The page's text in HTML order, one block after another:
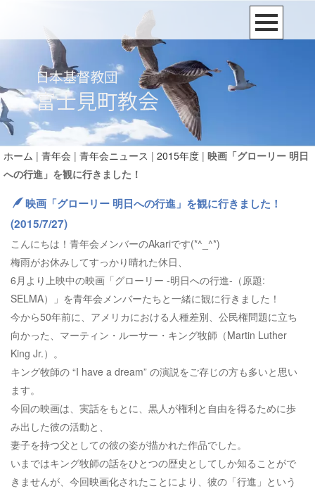
ホーム | 青年会 | 青年会ニュース | 2015年度 | 映画「グローリー 明日
への行進」を観に行きました！
映画「グローリー 明日への行進」を観に行きました！
(2015/7/27)
こんにちは！青年会メンバーのAkariです(*^_^*)
梅雨がお休みしてすっかり晴れた休日、
6月より上映中の映画「グローリー -明日への行進-（原題:
SELMA）」を青年会メンバーたちと一緒に観に行きました！
今から50年前に、アメリカにおける人種差別、公民権問題に立ち
向かった、マーティン・ルーサー・キング牧師（Martin Luther
King Jr.）。
キング牧師の “I have a dream” の演説をご存じの方も多いと思い
ます。
今回の映画は、実話をもとに、黒人が権利と自由を得るために歩
み出した彼の活動と、
妻子を持つ父としての彼の姿が描かれた作品でした。
いまではキング牧師の話をひとつの歴史としてしか知ることがで
きませんが、今回映画化されたことにより、彼の「行進」という